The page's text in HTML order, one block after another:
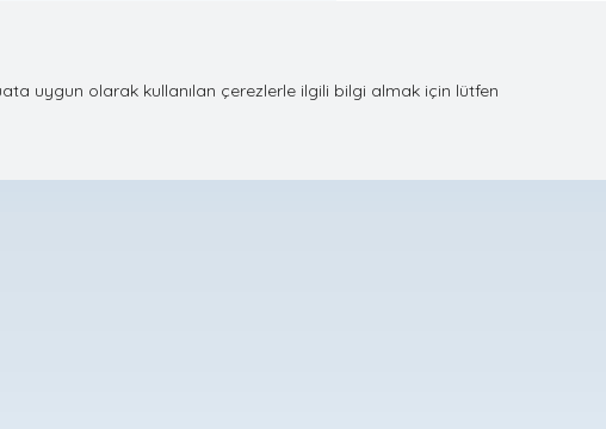
uygun olarak kullanılan çerezlerle ilgili bilgi almak için lütfen